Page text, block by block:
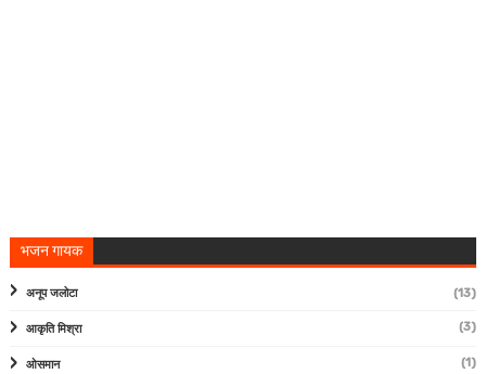
भजन गायक
अनूप जलोटा (13)
आकृति मिश्रा (3)
ओसमान (1)